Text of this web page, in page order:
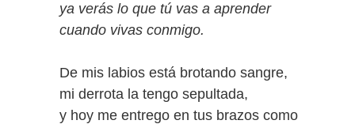
ya verás lo que tú vas a aprender
cuando vivas conmigo.
De mis labios está brotando sangre,
mi derrota la tengo sepultada,
y hoy me entrego en tus brazos como